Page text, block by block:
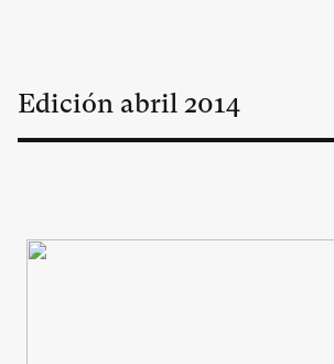
Edición abril 2014